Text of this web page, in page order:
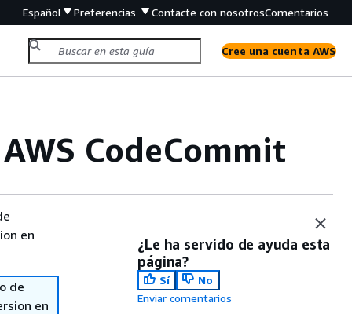
Español Preferencias Contacte con nosotrosComentarios
Cree una cuenta AWS
CodeCommit
en
de
en
¿Le ha servido de ayuda esta
página?
Sí
No
Enviar comentarios